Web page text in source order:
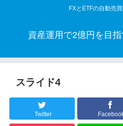
FXとETFの自動売
資産運用で2億円を目
スライド4
Twitter